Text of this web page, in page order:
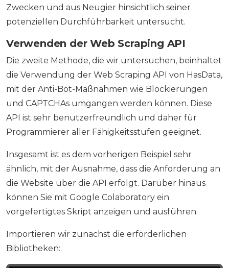
Zwecken und aus Neugier hinsichtlich seiner
potenziellen Durchführbarkeit untersucht.
Verwenden der Web Scraping API
Die zweite Methode, die wir untersuchen, beinhaltet
die Verwendung der Web Scraping API von HasData,
mit der Anti-Bot-Maßnahmen wie Blockierungen
und CAPTCHAs umgangen werden können. Diese
API ist sehr benutzerfreundlich und daher für
Programmierer aller Fähigkeitsstufen geeignet.
Insgesamt ist es dem vorherigen Beispiel sehr
ähnlich, mit der Ausnahme, dass die Anforderung an
die Website über die API erfolgt. Darüber hinaus
können Sie mit Google Colaboratory ein
vorgefertigtes Skript anzeigen und ausführen.
Importieren wir zunächst die erforderlichen
Bibliotheken: